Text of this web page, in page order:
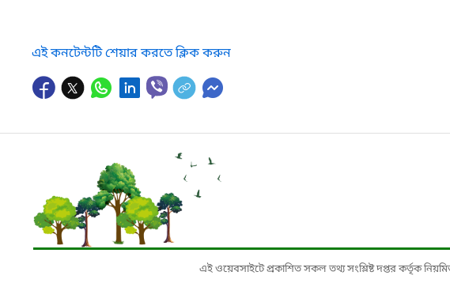
এই কনটেন্টটি শেয়ার করতে ক্লিক করুন
এই ওয়েবসাইটে প্রকাশিত সকল তথ্য সংশ্লিষ্ট দপ্তর কর্তৃক